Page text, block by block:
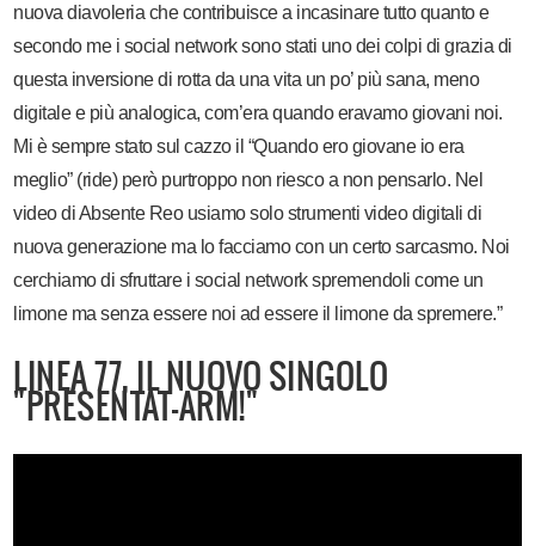
nuova diavoleria che contribuisce a incasinare tutto quanto e
secondo me i social network sono stati uno dei colpi di grazia di
questa inversione di rotta da una vita un po’ più sana, meno
digitale e più analogica, com’era quando eravamo giovani noi.
Mi è sempre stato sul cazzo il “Quando ero giovane io era
meglio” (ride) però purtroppo non riesco a non pensarlo. Nel
video di Absente Reo usiamo solo strumenti video digitali di
nuova generazione ma lo facciamo con un certo sarcasmo. Noi
cerchiamo di sfruttare i social network spremendoli come un
limone ma senza essere noi ad essere il limone da spremere.”
LINEA 77, IL NUOVO SINGOLO
"PRESENTAT-ARM!"